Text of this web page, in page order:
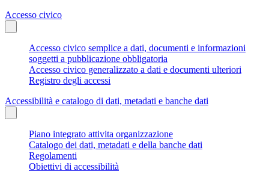
Accesso civico
Accesso civico semplice a dati, documenti e informazioni
soggetti a pubblicazione obbligatoria
Accesso civico generalizzato a dati e documenti ulteriori
Registro degli accessi
Accessibilità e catalogo di dati, metadati e banche dati
Piano integrato attivita organizzazione
Catalogo dei dati, metadati e della banche dati
Regolamenti
Obiettivi di accessibilità